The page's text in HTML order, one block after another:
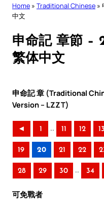
Home » Traditional Chinese »
中文
申命記 章節 –
繁体中文
申命記 章 (Traditional
Version – LZZT)
◄ 1 .. 11 12 13
19 20 21 22
28 29 30 .. 34
可免戰者